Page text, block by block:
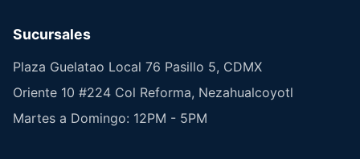
Sucursales
Plaza Guelatao Local 76 Pasillo 5, CDMX
Oriente 10 #224 Col Reforma, Nezahualcoyotl
Martes a Domingo: 12PM - 5PM